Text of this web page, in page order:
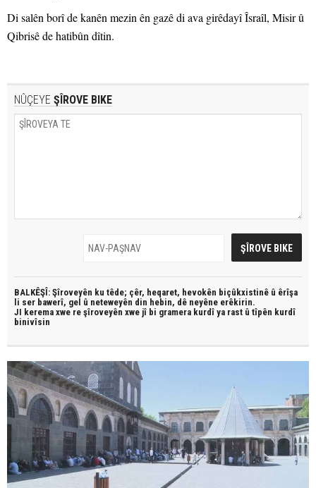
Di salên borî de kanên mezin ên gazê di ava girêdayî Îsraîl, Misir û
Qibrisê de hatibûn dîtin.
NÛÇEYE ŞÎROVE BIKE
BALKÊŞÎ: Şîroveyên ku têde; çêr, heqaret, hevokên biçûkxistinê û êrîşa
li ser bawerî, gel û neteweyên din hebin, dê neyêne erêkirin.
JI kerema xwe re şîroveyên xwe jî bi gramera kurdî ya rast û tîpên kurdî
binivîsin